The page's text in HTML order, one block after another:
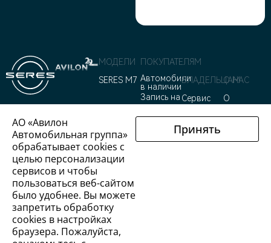
+7(495)730-44-32
Обратный звонок
МОДЕЛИ
SERES M7
ПОКУПАТЕЛЯМ
Автомобили
в наличии
Запись на
Спецпредложения
ВЛАДЕЛЬЦАМ
Сервис
по
О НАС
О
АО «Авилон
Автомобильная группа»
обрабатывает cookies с
целью персонализации
сервисов и чтобы
пользоваться веб-сайтом
было удобнее. Вы можете
запретить обработку
сookies в настройках
браузера. Пожалуйста,
Принять